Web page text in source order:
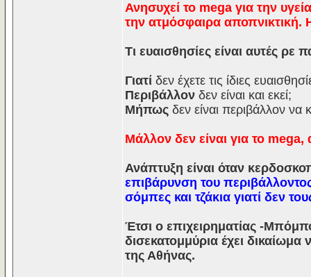
Ανησυχεί το mega για την
την ατμόσφαιρα αποπνικτική.
Τι ευαισθησίες είναι αυτές ρε
Γιατί δεν έχετε τις ίδιες
Περιβάλλον δεν είναι και εκεί;
Μήπως δεν είναι περιβάλλον να
Μάλλον δεν είναι για το mega,
Ανάπτυξη είναι όταν
επιβάρυνση του
σόμπες και τζάκια γιατί δεν
Έτσι ο επιχειρηματίας -
δισεκατομμύρια έχει δικαίωμα
της Αθήνας.